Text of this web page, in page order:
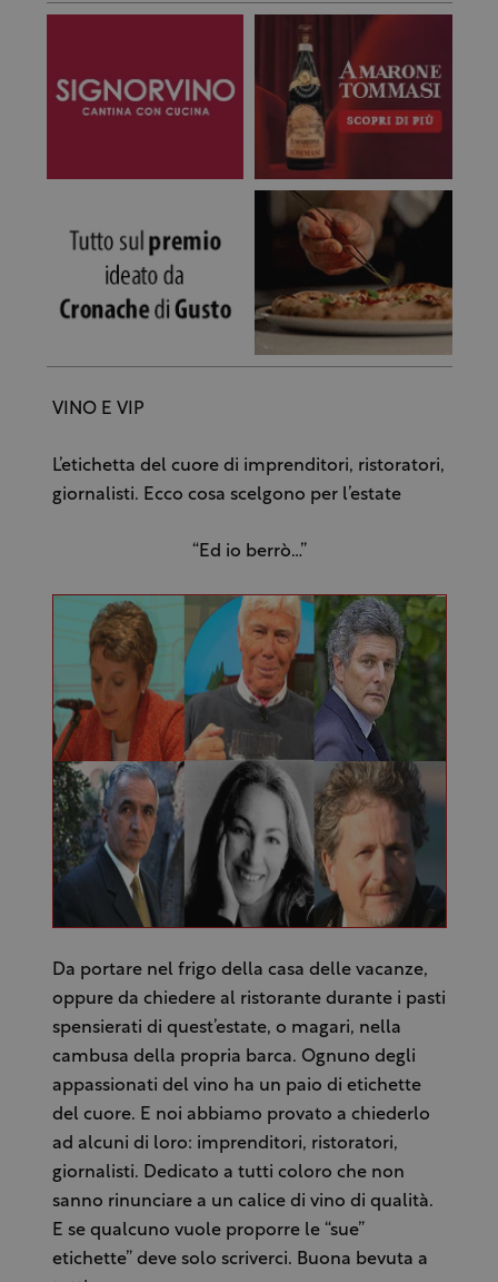
VINO E VIP
L’etichetta del cuore di imprenditori, ristoratori,
giornalisti. Ecco cosa scelgono per l’estate
“Ed io berrò…”
Da portare nel frigo della casa delle vacanze,
oppure da chiedere al ristorante durante i pasti
spensierati di quest’estate, o magari, nella
cambusa della propria barca. Ognuno degli
appassionati del vino ha un paio di etichette
del cuore. E noi abbiamo provato a chiederlo
ad alcuni di loro: imprenditori, ristoratori,
giornalisti. Dedicato a tutti coloro che non
sanno rinunciare a un calice di vino di qualità.
E se qualcuno vuole proporre le “sue”
etichette” deve solo scriverci. Buona bevuta a